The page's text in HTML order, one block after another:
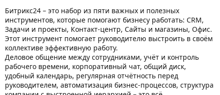
Битрикс24 – это набор из пяти важных и полезных
инструментов, которые помогают бизнесу работать: CRM,
Задачи и проекты, Контакт-центр, Сайты и магазины, Офис.
Этот инструмент помогает руководителю выстроить в своём
коллективе эффективную работу.
Деловое общение между сотрудниками, учёт и контроль
рабочего времени, корпоративный чат, общий диск,
удобный календарь, регулярная отчётность перед
руководителем, автоматизация бизнес-процессов, структура